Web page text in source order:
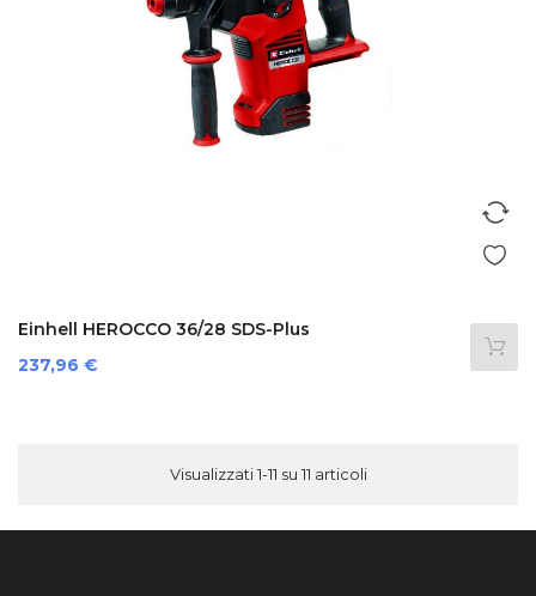
Einhell HEROCCO 36/28 SDS-Plus
Prezzo
237,96 €
Visualizzati 1-11 su 11 articoli